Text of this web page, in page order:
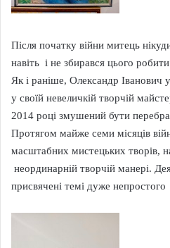
Після початку війни митець
навіть і не збирався цього
Як і раніше, Олександр
у своїй невеличкій творчій
2014 році змушений бути
Протягом майже семи місяців
масштабних мистецьких творів,
неординарній творчій манері.
присвячені темі дуже